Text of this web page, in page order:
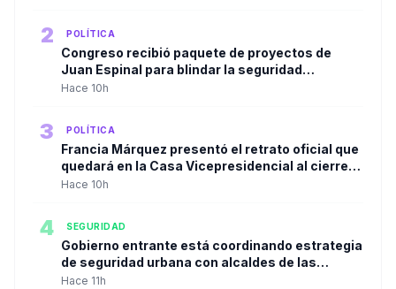
2 POLÍTICA
Congreso recibió paquete de proyectos de
Juan Espinal para blindar la seguridad
energética del país
Hace 10h
3 POLÍTICA
Francia Márquez presentó el retrato oficial que
quedará en la Casa Vicepresidencial al cierre
de su mandato
Hace 10h
4 SEGURIDAD
Gobierno entrante está coordinando estrategia
de seguridad urbana con alcaldes de las
principales ciudades
Hace 11h